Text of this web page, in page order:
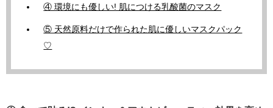
④ 環境にも優しい! 肌につける乳酸菌のマスク
⑤ 天然原料だけで作られた肌に優しいマスクパック
♡